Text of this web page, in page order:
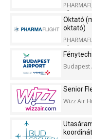
Kft.
Oktató
oktató)
Kft.
Senior
Wizz Air